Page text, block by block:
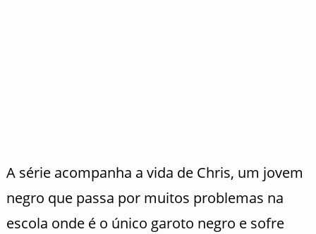
A série acompanha a vida de Chris, um jovem
negro que passa por muitos problemas na
escola onde é o único garoto negro e sofre